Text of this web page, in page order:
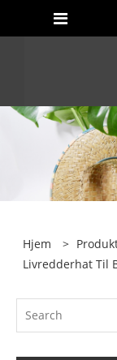
Hjem >
Livredderhat Til